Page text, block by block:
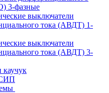
3-фазные
выключатели
тока (АВДТ) 1-
выключатели
тока (АВДТ) 3-
каучук